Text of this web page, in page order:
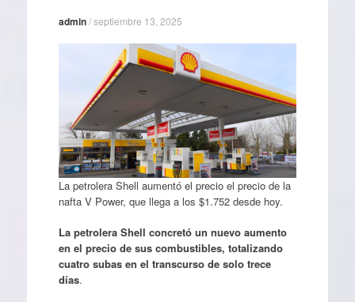
admin/septiembre 13, 2025
La petrolera Shell aumentó el precio el precio de la
nafta V Power, que llega a los $1.752 desde hoy.
La petrolera Shell concretó un nuevo aumento
en el precio de sus combustibles, totalizando
cuatro subas en el transcurso de solo trece
días.